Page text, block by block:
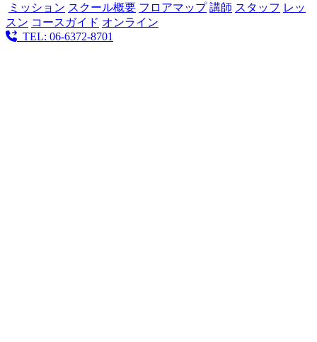
ミッション スクール概要 フロアマップ 講師 スタッフ レッ
スン コースガイド オンライン
TEL: 06-6372-8701